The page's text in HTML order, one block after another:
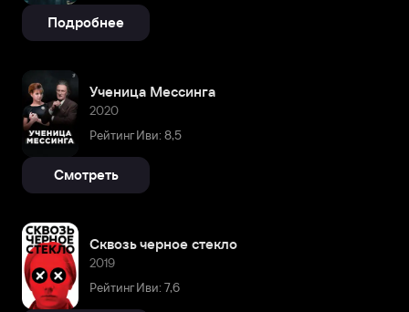
Подробнее
Ученица Мессинга
2020
Рейтинг Иви: 8,5
Смотреть
Сквозь черное стекло
2019
Рейтинг Иви: 7,6